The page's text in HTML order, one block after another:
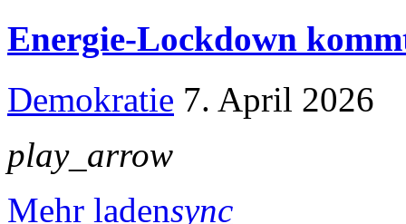
Energie-Lockdown
Demokratie 7. April 2026
play_arrow
Mehr ladensync